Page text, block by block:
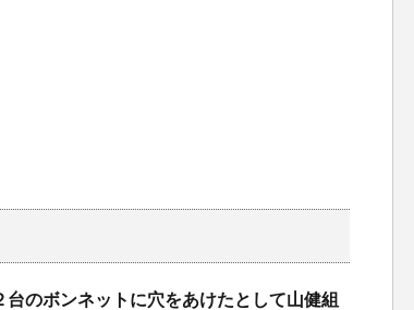
台のボンネットに穴をあけたとして山健組